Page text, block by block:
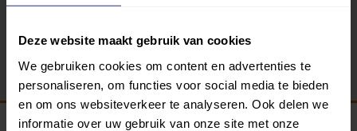
Deze website maakt gebruik van cookies
We gebruiken cookies om content en advertenties te
personaliseren, om functies voor social media te bieden
en om ons websiteverkeer te analyseren. Ook delen we
informatie over uw gebruik van onze site met onze
Terug